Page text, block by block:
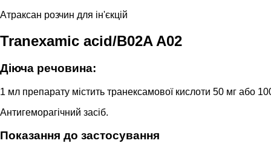
Атраксан розчин для ін'єкцій
Tranexamic acid/B02A A02
Діюча речовина:
1 мл препарату містить транексамової кислоти 50 мг або
Антигеморагічний засіб.
Показання до застосування